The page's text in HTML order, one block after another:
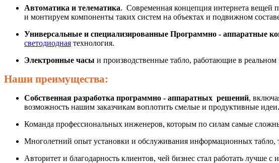
Автоматика и телематика. Современная концепция интернета вещей
и монтируем компоненты таких систем на объектах и подвижном
Универсальные и специализированные Программно - аппаратные
светодиодная технология.
Электронные часы и производственные табло, работающие в
Наши преимущества:
Собственная разработка программно - аппаратных решений,
возможность нашим заказчикам воплотить смелые и продуктивные
Команда профессиональных инженеров, которым по силам самые
Многолетний опыт установки и обслуживания информационных табло,
Авторитет и благодарность клиентов, чей бизнес стал работать лучше